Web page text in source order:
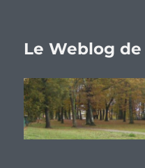
Le Weblog